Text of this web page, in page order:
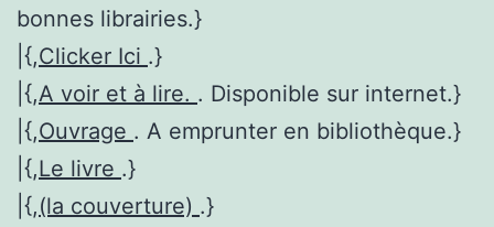
bonnes librairies.}
|{,Clicker Ici .}
|{,A voir et à lire. . Disponible sur internet.}
|{,Ouvrage . A emprunter en bibliothèque.}
|{,Le livre .}
|{,(la couverture) .}